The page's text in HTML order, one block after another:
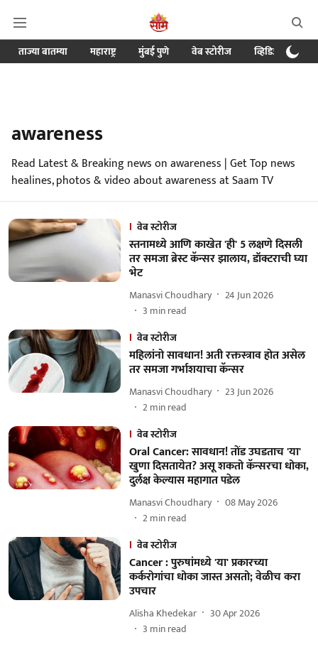
ताज्या बातम्या महाराष्ट्र मुंबई पुणे वेब स्टोरीज व्हिडिओ
awareness
Read Latest & Breaking news on awareness | Get Top news
healines, photos & video about awareness at Saam TV
वेब स्टोरीज
स्तनामध्ये आणि काखेत 'ही' 5 लक्षणे दिसली
तर समजा ब्रेस्ट कॅन्सर झालाय, डॉक्टराची घ्या
भेट
Manasvi Choudhary
24 Jun 2026
3 min read
वेब स्टोरीज
महिलांनो सावधान! अती रक्तस्त्राव होत असेल
तर समजा गर्भाशयाचा कॅन्सर
Manasvi Choudhary
23 Jun 2026
2min read
वेब स्टोरीज
Oral Cancer: सावधान! तोंड उघडताच 'या'
खुणा दिसतायेत? असू शकतो कॅन्सरचा धोका,
दुर्लक्ष केल्यास महागात पडेल
Manasvi Choudhary
08 May 2026
2min read
वेब स्टोरीज
Cancer : पुरुषांमध्ये 'या' प्रकारच्या
कर्करोगांचा धोका जास्त असतो; वेळीच करा
उपचार
Alisha Khedekar
30 Apr 2026
3 min read